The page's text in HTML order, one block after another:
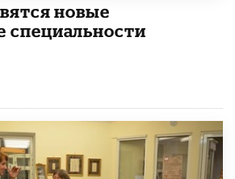
новые
специальности